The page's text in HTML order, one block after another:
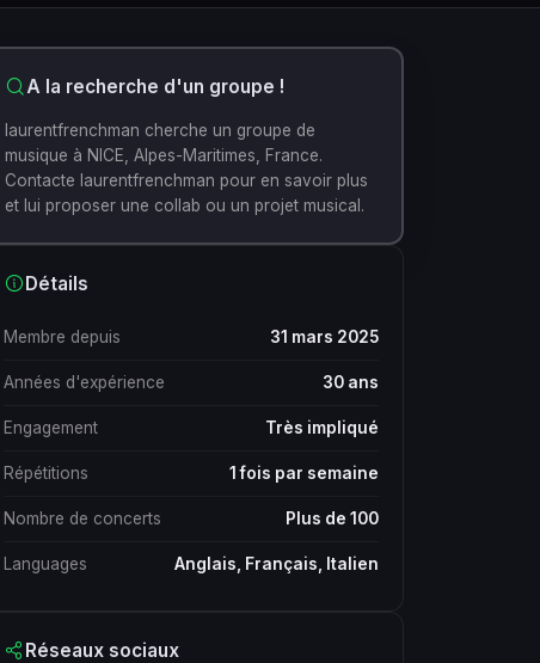
A la recherche d'un groupe !
laurentfrenchman cherche un groupe de
musique à NICE, Alpes-Maritimes, France.
Contacte laurentfrenchman pour en savoir plus
et lui proposer une collab ou un projet musical.
Détails
Membre depuis 31 mars 2025
Années d'expérience 30 ans
Engagement Très impliqué
Répétitions 1 fois par semaine
Nombre de concerts Plus de 100
Languages Anglais, Français, Italien
Réseaux sociaux